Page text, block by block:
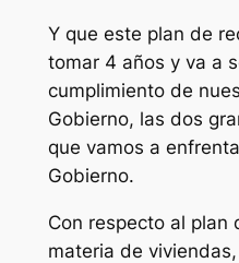
Y que este plan de
tomar 4 años y va a
cumplimiento de
Gobierno, las dos
que vamos a
Gobierno.
Con respecto al plan
materia de